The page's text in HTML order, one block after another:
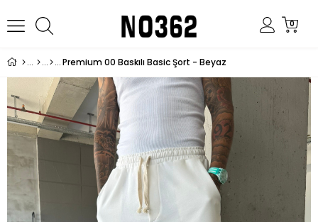
0
Premium 00 Baskılı Basic Şort - Beyaz